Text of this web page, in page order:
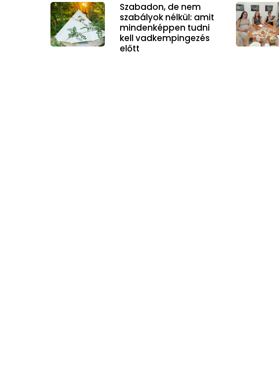
Szabadon, de nem
szabályok nélkül: amit
mindenképpen tudni
kell vadkempingezés
előtt